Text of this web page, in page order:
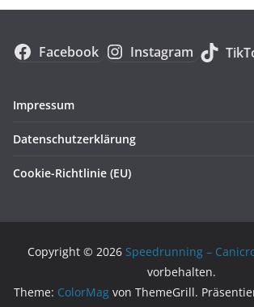
Facebook Instagram
Impressum
Datenschutzerklärung
Cookie-Richtlinie (EU)
Copyright © 2026 Speedrunning –
vorbehalten.
Theme: ColorMag von ThemeGrill.